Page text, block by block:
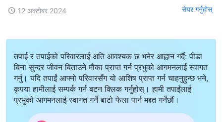
12 अक्टोबर 2024 सेयर गर्नुहोस्
तपाई र तपाईको परिवारलाई अति आवश्यक छ भनेर आह्वान गर्दै: पीडा
बिना सुन्दर जीवन बिताउने मौका प्राप्त गर्न प्रभुको आगमनलाई स्वागत
गर्नु। यदि तपाईं आफ्नो परिवारसँग यो आशिष प्राप्त गर्न चाहनुहुन्छ भने,
कृपया हामीलाई सम्पर्क गर्न बटन क्लिक गर्नुहोस्। हामी तपाईंलाई
प्रभुको आगमनलाई स्वागत गर्ने बाटो फेला पार्न मद्दत गर्नेछौं।